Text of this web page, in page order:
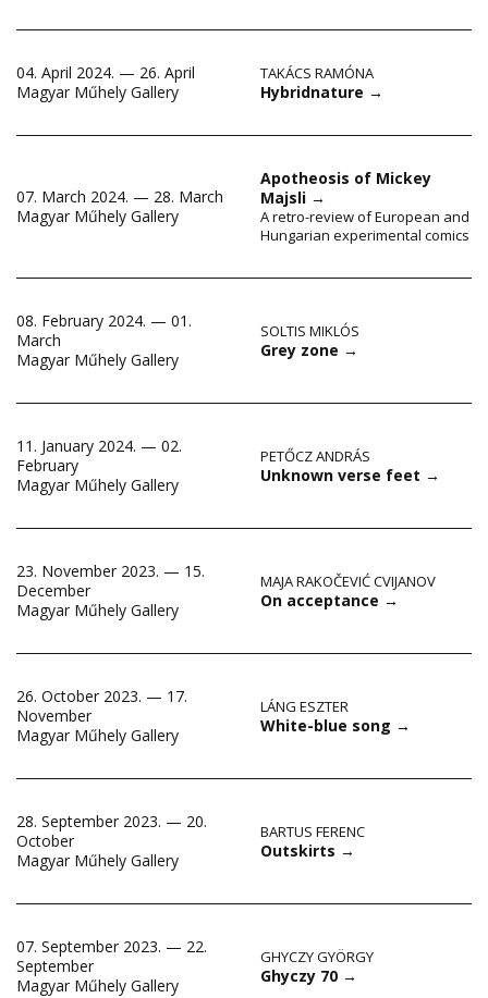
04. April 2024. — 26. April
Magyar Műhely Gallery
TAKÁCS RAMÓNA
Hybridnature →
07. March 2024. — 28. March
Magyar Műhely Gallery
Apotheosis of Mickey
Majsli →
A retro-review of European and
Hungarian experimental comics
08. February 2024. — 01.
March
Magyar Műhely Gallery
SOLTIS MIKLÓS
Grey zone →
11. January 2024. — 02.
February
Magyar Műhely Gallery
PETŐCZ ANDRÁS
Unknown verse feet →
23. November 2023. — 15.
December
Magyar Műhely Gallery
MAJA RAKOČEVIĆ CVIJANOV
On acceptance →
26. October 2023. — 17.
November
Magyar Műhely Gallery
LÁNG ESZTER
White-blue song →
28. September 2023. — 20.
October
Magyar Műhely Gallery
BARTUS FERENC
Outskirts →
07. September 2023. — 22.
September
Magyar Műhely Gallery
GHYCZY GYÖRGY
Ghyczy 70 →